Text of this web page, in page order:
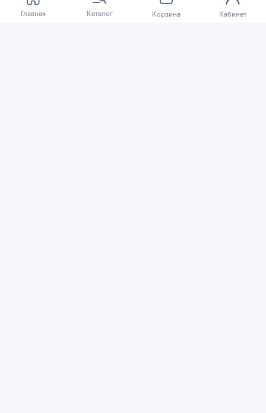
Главная Каталог Корзина Кабинет
Расскажите о товаре, который приобрели у нас.